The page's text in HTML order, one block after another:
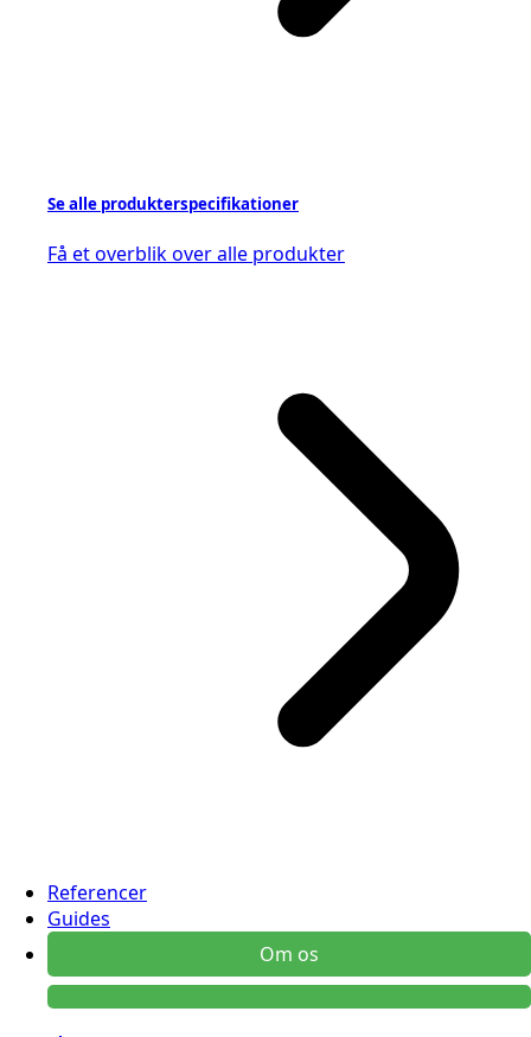
Se alle produkterspecifikationer
Få et overblik over alle produkter
Referencer
Guides
Om os